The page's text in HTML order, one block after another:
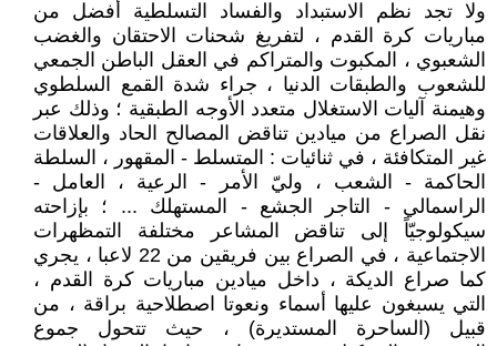
ولا تجد نظم الاستبداد والفساد التسلطية أفضل من
مباريات كرة القدم ، لتفريغ شحنات الاحتقان والغضب
الشعبوي ، المكبوت والمتراكم في العقل الباطن الجمعي
للشعوب والطبقات الدنيا ، جراء شدة القمع السلطوي
وهيمنة آليات الاستغلال متعدد الأوجه الطبقية ؛ وذلك عبر
نقل الصراع من ميادين تناقض المصالح الحاد والعلاقات
غير المتكافئة ، في ثنائيات : المتسلط - المقهور ، السلطة
الحاكمة - الشعب ، وليّ الأمر - الرعية ، العامل -
الراسمالي - التاجر الجشع - المستهلك ... ؛ بإزاحته
سيكولوجيّاً إلى تناقض المشاعر مختلفة التمظهرات
الاجتماعية ، في الصراع بين فريقين من 22 لاعبا ، يجري
كما صراع الديكة ، داخل ميادين مباريات كرة القدم ،
التي يسبغون عليها أسماء ونعوتا اصطلاحية براقة ، من
قبيل (الساحرة المستديرة) ، حيث تتحول جموع